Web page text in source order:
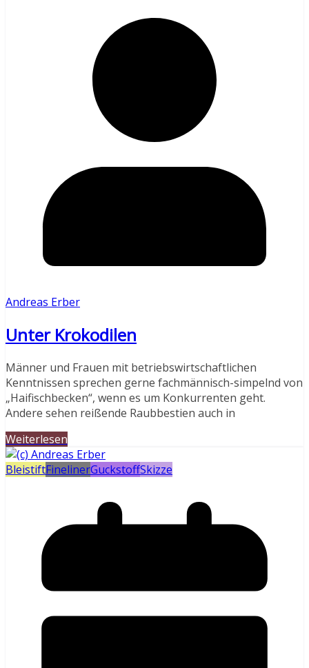
Andreas Erber
Unter Krokodilen
Männer und Frauen mit betriebswirtschaftlichen
Kenntnissen sprechen gerne fachmännisch-simpelnd von
„Haifischbecken“, wenn es um Konkurrenten geht.
Andere sehen reißende Raubbestien auch in
Weiterlesen
BleistiftFinelinerGuckstoffSkizze